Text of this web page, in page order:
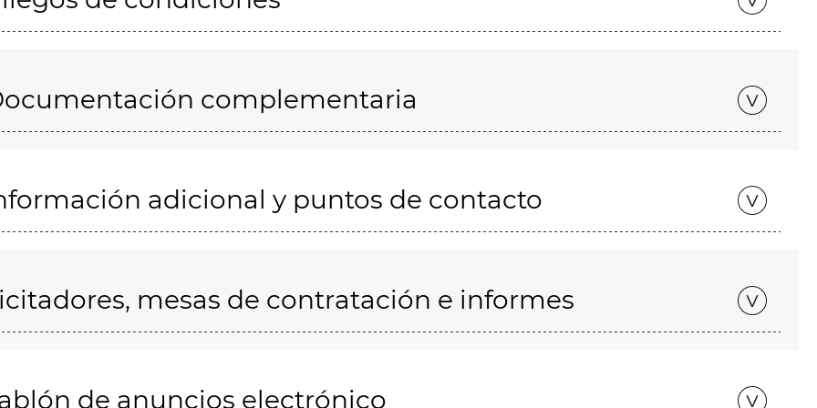
complementaria
adicional y puntos de contacto
mesas de contratación e informes
de anuncios electrónico